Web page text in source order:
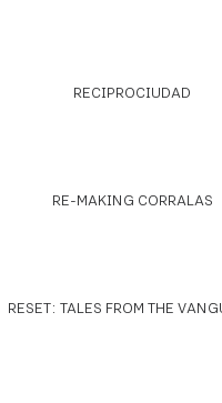
RECIPROCIUDAD
RE-MAKING CORRALAS
RESET: TALES FROM THE